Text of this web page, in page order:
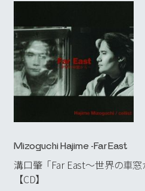
_01
_03
Mizoguchi Hajime -Far East
溝口肇「Far East～世界の車窓
【CD】